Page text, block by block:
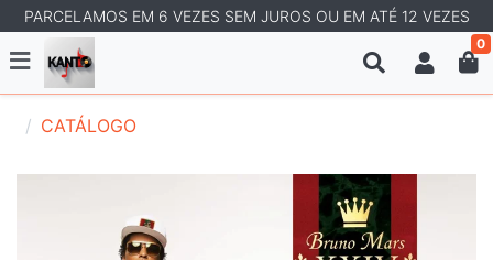
PARCELAMOS EM 6 VEZES SEM JUROS OU EM ATÉ 12 VEZES
0
CATÁLOGO